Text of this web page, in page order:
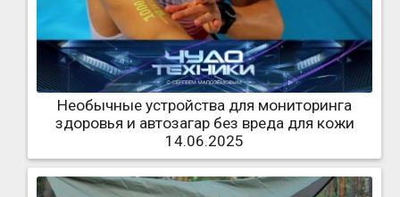
Необычные устройства для мониторинга
здоровья и автозагар без вреда для кожи
14.06.2025